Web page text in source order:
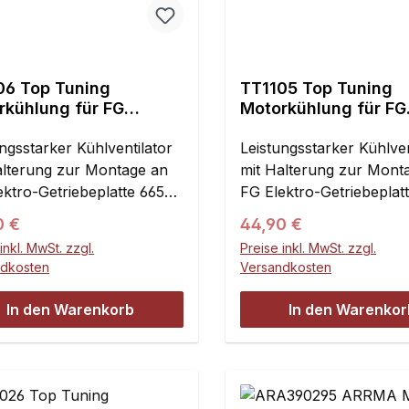
Top Tuning
für FG
Kühlventilator
zur Montage an
Getriebeplatte 66516
und Offroad-
oder Chassistrebe
1).Der 60 x 60 x
große Lüfter TT1028
erheblich mehr
als die beiden
zusammen. Ein
schützt den
Preis:
€
MwSt. zzgl.
In den Warenkorb
TT1105 Top Tuning
Motorkühlung für FG
Version
Leistungsstarker
mit Halterung zur
FG Elektro-
(Tourenwagen und
Modelle) oder
10701 (Formel 1).Der 60
24 mm große Lüfter
liefert erheblich mehr
Luftdurchsatz als die
Originallüfter
Einlaßseite schützt den
Regulärer Preis:
44,90 €
Preise inkl. MwSt. zzgl.
Versandkosten
In den